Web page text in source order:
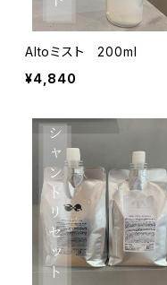
Altoミスト 200ml
¥4,840